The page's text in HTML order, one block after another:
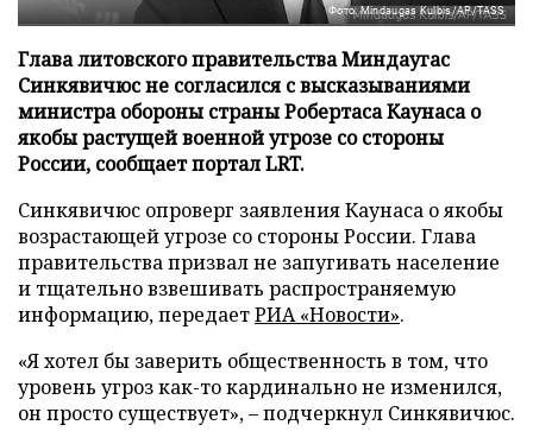
Фото: Mindaugas Kulbis/AP/TASS
Глава литовского правительства Миндаугас
Синкявичюс не согласился с высказываниями
министра обороны страны Робертаса Каунаса о
якобы растущей военной угрозе со стороны
России, сообщает портал LRT.
Синкявичюс опроверг заявления Каунаса о якобы
возрастающей угрозе со стороны России. Глава
правительства призвал не запугивать население
и тщательно взвешивать распространяемую
информацию, передаетРИА «Новости».
«Я хотел бы заверить общественность в том, что
уровень угроз как-то кардинально не изменился,
он просто существует», – подчеркнул Синкявичюс.